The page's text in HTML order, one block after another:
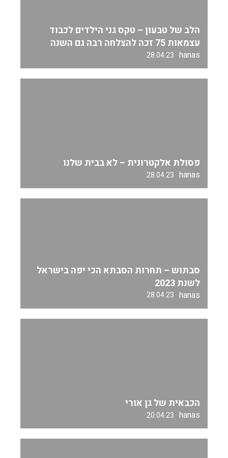
הלב של טבעון – טקס גני הילדים לכבוד
עצמאות 75 זכה להצלחה רבה גם השנה
hanas
28.04.23
פסולת אלקטרונית – לא בבית שלנו
hanas
28.04.23
סבתוש – תחרות הסבתא הכי יפה בישראל
לשנת 2023
hanas
28.04.23
הכבאית של גן אורי
hanas
20.04.23